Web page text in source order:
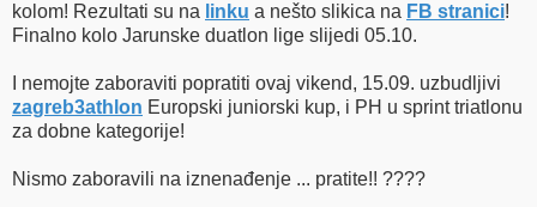
kolom! Rezultati su na linku a nešto slikica na FB stranici!
Finalno kolo Jarunske duatlon lige slijedi 05.10.
I nemojte zaboraviti popratiti ovaj vikend, 15.09. uzbudljivi
zagreb3athlon Europski juniorski kup, i PH u sprint triatlonu
za dobne kategorije!
Nismo zaboravili na iznenađenje ... pratite!! ????